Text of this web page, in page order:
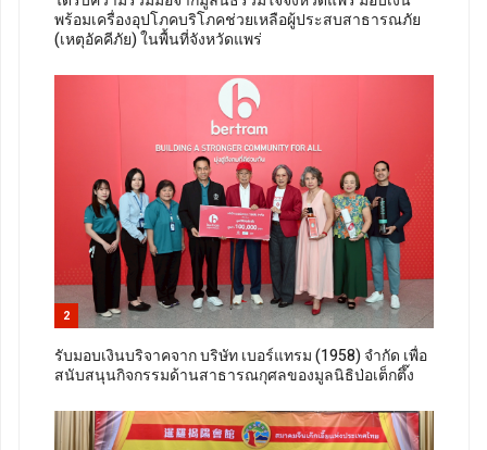
พร้อมเครื่องอุปโภคบริโภคช่วยเหลือผู้ประสบสาธารณภัย
(เหตุอัคคีภัย) ในพื้นที่จังหวัดแพร่
2
รับมอบเงินบริจาคจาก บริษัท เบอร์แทรม (1958) จำกัด เพื่อ
สนับสนุนกิจกรรมด้านสาธารณกุศลของมูลนิธิป่อเต็กตึ๊ง